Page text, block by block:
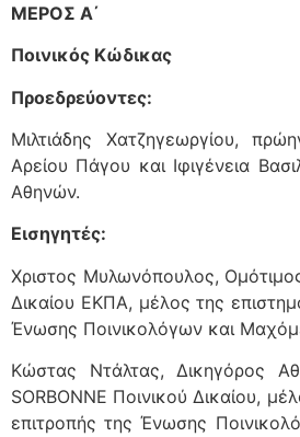
ΜΕΡΟΣ Α΄
Ποινικός Κώδικας
Προεδρεύοντες:
Μιλτιάδης Χατζηγεωργίου,
Αρείου Πάγου και Ιφιγένεια
Αθηνών.
Εισηγητές:
Χριστος Μυλωνόπουλος,
Δικαίου ΕΚΠΑ, μέλος της
Ένωσης Ποινικολόγων και
Κώστας Ντάλτας, Δικηγόρος
SORBONNE Ποινικού Δικαίου,
επιτροπής της Ένωσης